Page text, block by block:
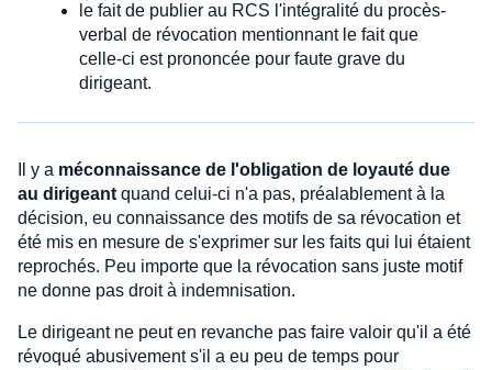
le fait de publier au RCS l'intégralité du procès-
verbal de révocation mentionnant le fait que
celle-ci est prononcée pour faute grave du
dirigeant.
Il y a méconnaissance de l'obligation de loyauté due
au dirigeant quand celui-ci n'a pas, préalablement à la
décision, eu connaissance des motifs de sa révocation et
été mis en mesure de s'exprimer sur les faits qui lui étaient
reprochés. Peu importe que la révocation sans juste motif
ne donne pas droit à indemnisation.
Le dirigeant ne peut en revanche pas faire valoir qu'il a été
révoqué abusivement s'il a eu peu de temps pour